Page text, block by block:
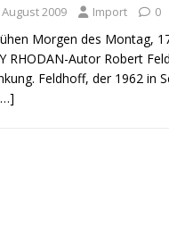
August 2009 Import 0
Morgen des Montag,
RHODAN-Autor Robert
Feldhoff, der 1962 in